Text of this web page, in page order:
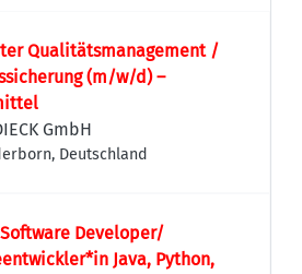
Qualitätsmanagement /
(m⁠/⁠w⁠/⁠d) –
GmbH
Deutschland
Developer/
Java, Python,